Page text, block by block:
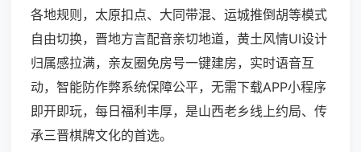
各地规则，太原扣点、大同带混、运城推倒胡等模式
自由切换，晋地方言配音亲切地道，黄土风情UI设计
归属感拉满，亲友圈免房号一键建房，实时语音互
动，智能防作弊系统保障公平，无需下载APP小程序
即开即玩，每日福利丰厚，是山西老乡线上约局、传
承三晋棋牌文化的首选。